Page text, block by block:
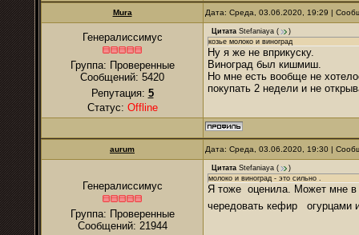
Mura Дата: Среда, 03.06.2020, 19:29 |
Генералиссимус
Группа: Проверенные
Сообщений: 5420
Репутация: 5
Статус: Offline
Цитата Stefaniaya (
)
козье молоко и виноград
Ну я же не вприкуску.
Виноград был кишмиш.
Но мне есть вообще не
покупать 2 недели и не
аurum Дата: Среда, 03.06.2020, 19:30 |
Генералиссимус
Группа: Проверенные
Сообщений: 21944
Цитата Stefaniaya (
)
молоко и виноград - это сильно .
Я тоже оценила. Может мне в
чередовать кефир огурцами